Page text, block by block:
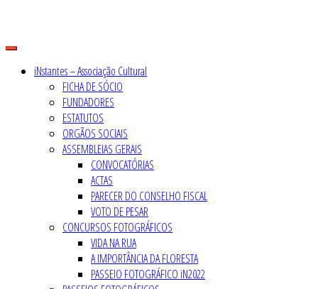
content
iNstantes – Associação Cultural
FICHA DE SÓCIO
FUNDADORES
ESTATUTOS
ORGÃOS SOCIAIS
ASSEMBLEIAS GERAIS
CONVOCATÓRIAS
ACTAS
PARECER DO CONSELHO FISCAL
VOTO DE PESAR
CONCURSOS FOTOGRÁFICOS
VIDA NA RUA
A IMPORTÂNCIA DA FLORESTA
PASSEIO FOTOGRÁFICO iN2022